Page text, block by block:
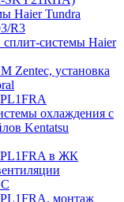
Haier Tundra
R3
сплит-системы Haier
Zentec, установка
охлаждения с
Kentatsu
в ЖК
монтаж